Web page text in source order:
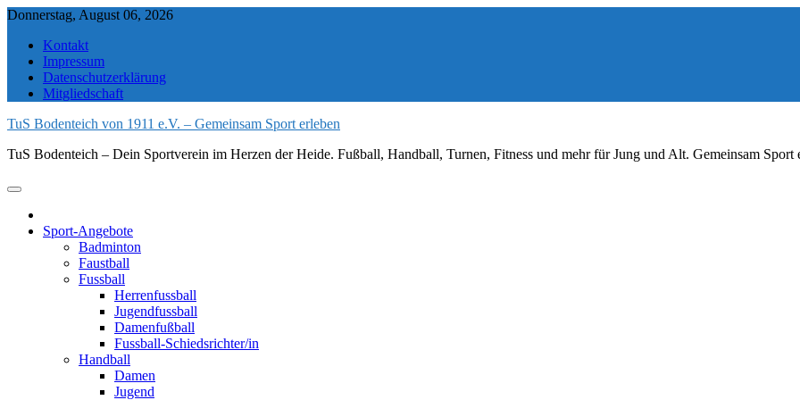
Skip
content
Donnerstag, August 06, 2026
Kontakt
Impressum
Datenschutzerklärung
Mitgliedschaft
TuS Bodenteich von 1911 e.V. – Gemeinsam Sport erleben
TuS Bodenteich – Dein Sportverein im Herzen der Heide. Fußball, Handball, Turnen, Fitness und mehr für Jung und Alt. Gemeinsam Sport
Sport-Angebote
Badminton
Faustball
Fussball
Herrenfussball
Jugendfussball
Damenfußball
Fussball-Schiedsrichter/in
Handball
Damen
Jugend